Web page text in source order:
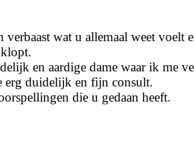
verbaast wat u allemaal weet voelt
en aardige dame waar ik me
erg duidelijk en fijn consult.
die u gedaan heeft.